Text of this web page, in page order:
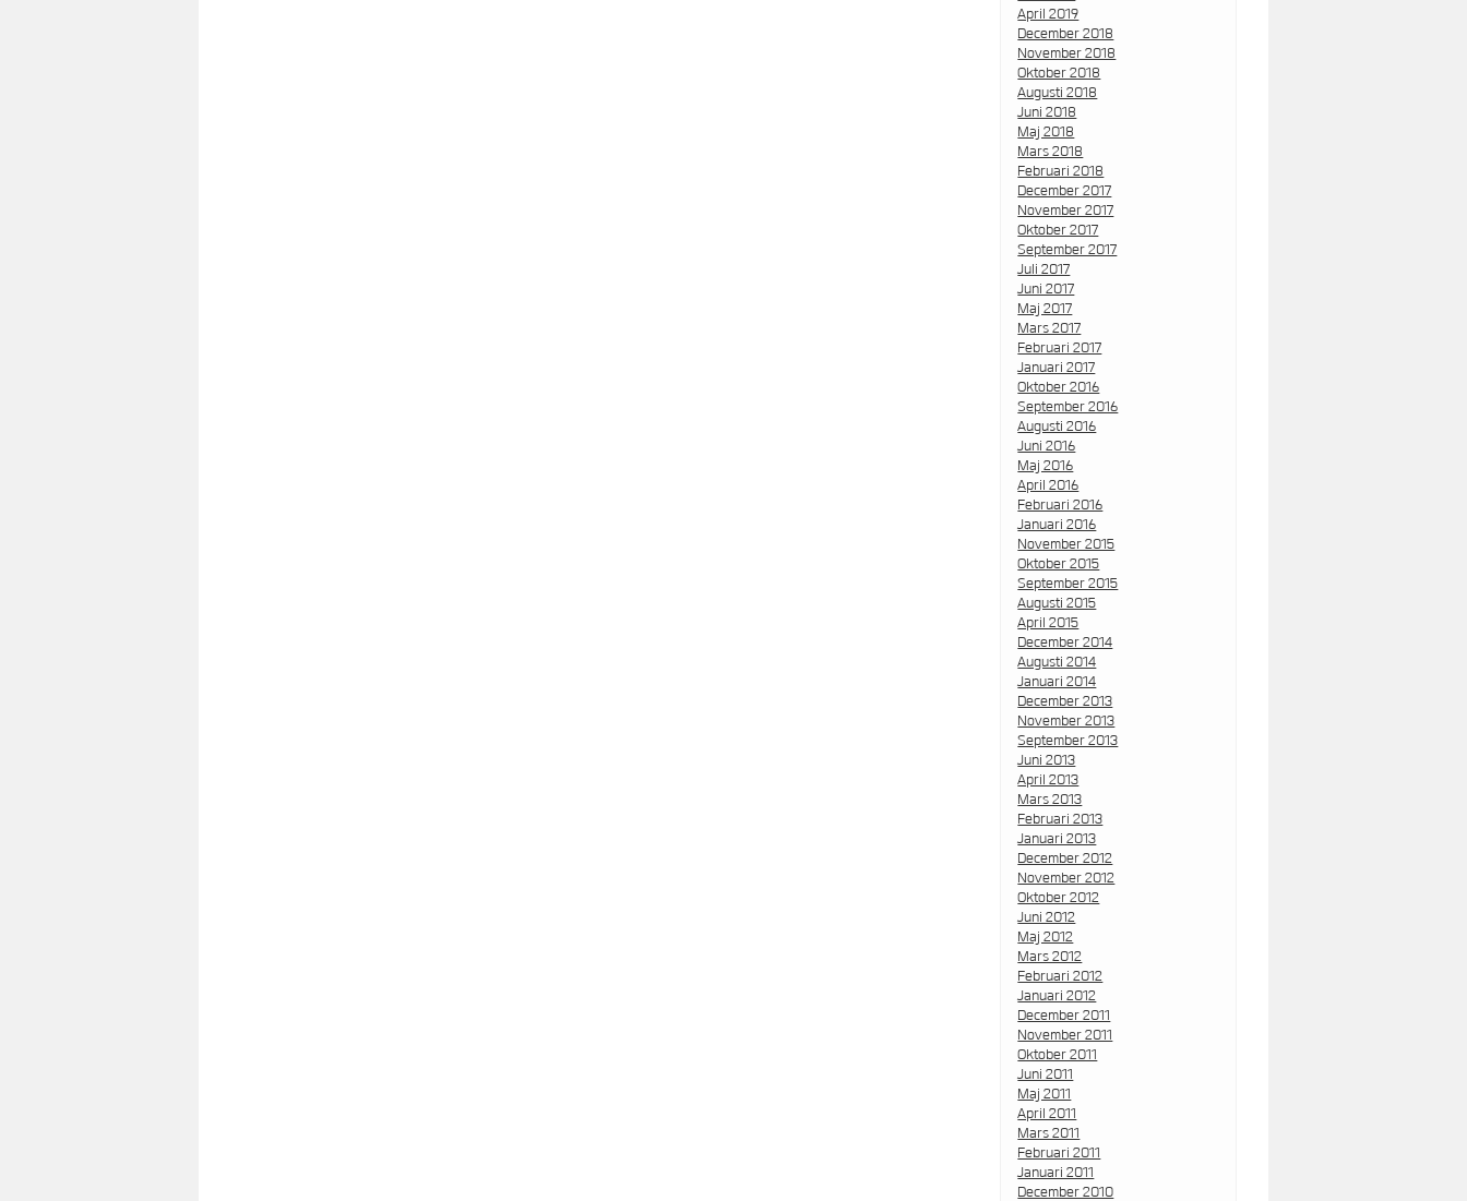
April 2019
December 2018
November 2018
Oktober 2018
Augusti 2018
Juni 2018
Maj 2018
Mars 2018
Februari 2018
December 2017
November 2017
Oktober 2017
September 2017
Juli 2017
Juni 2017
Maj 2017
Mars 2017
Februari 2017
Januari 2017
Oktober 2016
September 2016
Augusti 2016
Juni 2016
Maj 2016
April 2016
Februari 2016
Januari 2016
November 2015
Oktober 2015
September 2015
Augusti 2015
April 2015
December 2014
Augusti 2014
Januari 2014
December 2013
November 2013
September 2013
Juni 2013
April 2013
Mars 2013
Februari 2013
Januari 2013
December 2012
November 2012
Oktober 2012
Juni 2012
Maj 2012
Mars 2012
Februari 2012
Januari 2012
December 2011
November 2011
Oktober 2011
Juni 2011
Maj 2011
April 2011
Mars 2011
Februari 2011
Januari 2011
December 2010